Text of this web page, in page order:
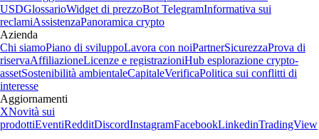
USDGlossarioWidget di prezzoBot TelegramInformativa sui
reclamiAssistenzaPanoramica crypto
Azienda
Chi siamoPiano di sviluppoLavora con noiPartnerSicurezzaProva di
riservaAffiliazioneLicenze e registrazioniHub esplorazione crypto-
assetSostenibilità ambientaleCapitaleVerificaPolitica sui conflitti di
interesse
Aggiornamenti
XNovità sui
prodottiEventiRedditDiscordInstagramFacebookLinkedinTradingView